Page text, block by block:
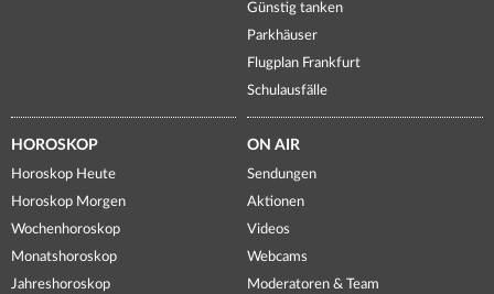
Günstig tanken
Parkhäuser
Flugplan Frankfurt
Schulausfälle
HOROSKOP
Horoskop Heute
Horoskop Morgen
Wochenhoroskop
Monatshoroskop
Jahreshoroskop
ON AIR
Sendungen
Aktionen
Videos
Webcams
Moderatoren & Team